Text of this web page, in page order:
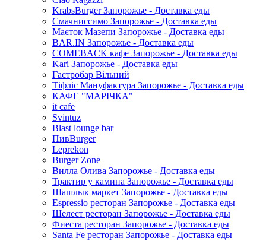
KrabsBurger Запорожье - Доставка еды
Смачниссимо Запорожье - Доставка еды
Маєток Мазепи Запорожье - Доставка еды
BAR.IN Запорожье - Доставка еды
COMEBACK кафе Запорожье - Доставка еды
Kari Запорожье - Доставка еды
Гастробар Вільний
Тіфліс Мануфактура Запорожье - Доставка еды
КАФЕ "МАРІЧКА"
it cafe
Svintuz
Blast lounge bar
ПивBurger
Leprekon
Burger Zone
Вилла Олива Запорожье - Доставка еды
Трактир у камина Запорожье - Доставка еды
Шашлык маркет Запорожье - Доставка еды
Espressio ресторан Запорожье - Доставка еды
Шелест ресторан Запорожье - Доставка еды
Фиеста ресторан Запорожье - Доставка еды
Santa Fe ресторан Запорожье - Доставка еды